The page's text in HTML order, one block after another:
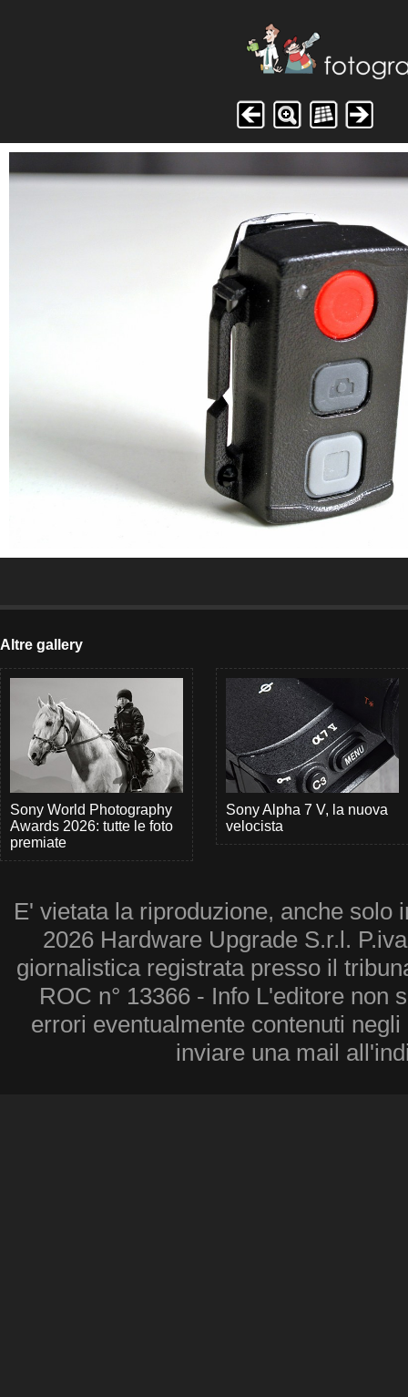
Altre gallery
Sony World Photography
Awards 2026: tutte le foto
premiate
Sony Alpha 7 V, la nuova
velocista
E' vietata la riproduzione, anche solo
2026 Hardware Upgrade S.r.l.
giornalistica registrata presso il
ROC n° 13366 - Info L'editore non
errori eventualmente contenuti
inviare una mail